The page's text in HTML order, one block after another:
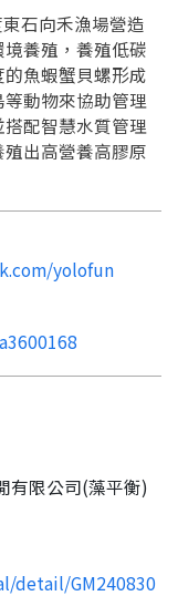
石向禾漁場營造
養殖，養殖低碳
魚蝦蟹貝螺形成
動物來協助管理
配智慧水質管理
出高營養高膠原
yolofun
有限公司(藻平衡)
detail/GM240830
註冊
密笈